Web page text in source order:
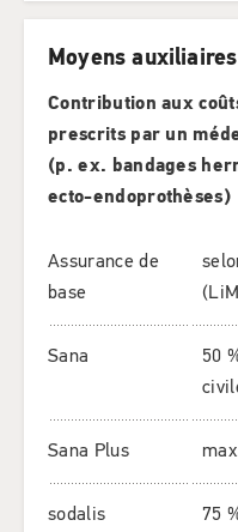
Moyens auxiliaires
Contribution aux
prescrits par un
(p. ex. bandages
ecto-endoprothèses)
Assurance de
base
Sana
50
Sana Plus
sodalis
75